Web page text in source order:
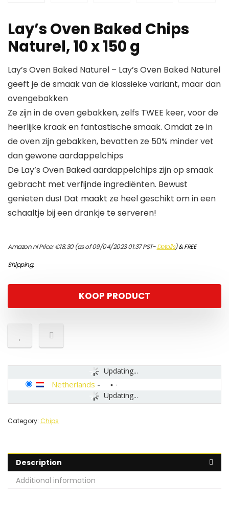
Lay’s Oven Baked Chips
Naturel, 10 x 150 g
Lay’s Oven Baked Naturel – Lay’s Oven Baked Naturel
geeft je de smaak van de klassieke variant, maar dan
ovengebakken
Ze zijn in de oven gebakken, zelfs TWEE keer, voor de
heerlijke kraak en fantastische smaak. Omdat ze in
de oven zijn gebakken, bevatten ze 50% minder vet
dan gewone aardappelchips
De Lay’s Oven Baked aardappelchips zijn op smaak
gebracht met verfijnde ingrediënten. Bewust
genieten dus! Dat maakt ze heel geschikt om in een
schaaltje bij een drankje te serveren!
Amazon.nl Price:€18.30(as of 09/04/2023 01:37 PST-Details)&FREE
Shipping.
KOOP PRODUCT
Updating...
Updating...
Netherlands -
Category: Chips
Description
Additional information